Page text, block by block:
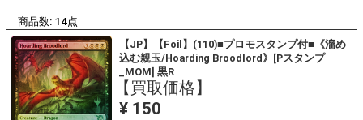
商品数: 14点
【JP】【Foil】(110)■プロモスタンプ付■《溜め
込む親玉/Hoarding Broodlord》[Pスタンプ
_MOM] 黒R
【買取価格】
¥ 150